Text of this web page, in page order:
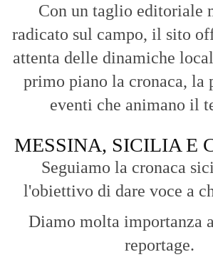
Con un taglio editoriale
radicato sul campo, il sito
attenta delle dinamiche
primo piano la cronaca, la
eventi che animano il
MESSINA, SICILIA E
Seguiamo la cronaca
l'obiettivo di dare voce a
Diamo molta importanza
reportage.